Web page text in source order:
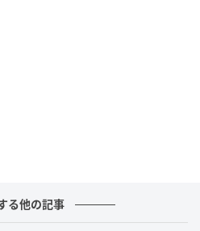
に、変わらぬ愛と温かい応援
け加えた。
る他の記事